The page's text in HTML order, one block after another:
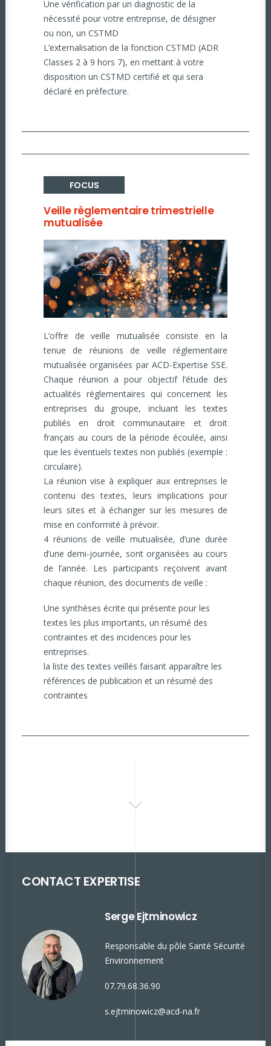
Une vérification par un diagnostic de la
nécessité pour votre entreprise, de désigner
ou non, un CSTMD
L’externalisation de la fonction CSTMD (ADR
Classes 2 à 9 hors 7), en mettant à votre
disposition un CSTMD certifié et qui sera
déclaré en préfecture.
FOCUS
Veille règlementaire trimestrielle
mutualisée
L’offre de veille mutualisée consiste en la
tenue de réunions de veille réglementaire
mutualisée organisées par ACD-Expertise SSE.
Chaque réunion a pour objectif l’étude des
actualités réglementaires qui concernent les
entreprises du groupe, incluant les textes
publiés en droit communautaire et droit
français au cours de la période écoulée, ainsi
que les éventuels textes non publiés (exemple :
circulaire).
La réunion vise à expliquer aux entreprises le
contenu des textes, leurs implications pour
leurs sites et à échanger sur les mesures de
mise en conformité à prévoir.
4 réunions de veille mutualisée, d’une durée
d’une demi-journée, sont organisées au cours
de l’année. Les participants reçoivent avant
chaque réunion, des documents de veille :
Une synthèses écrite qui présente pour les
textes les plus importants, un résumé des
contraintes et des incidences pour les
entreprises.
la liste des textes veillés faisant apparaître les
références de publication et un résumé des
contraintes
CONTACT EXPERTISE
Serge Ejtminowicz
Responsable du pôle Santé Sécurité
Environnement
07.79.68.36.90
s.ejtminowicz@acd-na.fr